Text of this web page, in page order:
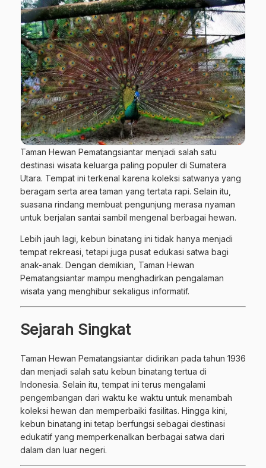
Taman Hewan Pematangsiantar menjadi salah satu
destinasi wisata keluarga paling populer di Sumatera
Utara. Tempat ini terkenal karena koleksi satwanya yang
beragam serta area taman yang tertata rapi. Selain itu,
suasana rindang membuat pengunjung merasa nyaman
untuk berjalan santai sambil mengenal berbagai hewan.
Lebih jauh lagi, kebun binatang ini tidak hanya menjadi
tempat rekreasi, tetapi juga pusat edukasi satwa bagi
anak-anak. Dengan demikian, Taman Hewan
Pematangsiantar mampu menghadirkan pengalaman
wisata yang menghibur sekaligus informatif.
Sejarah Singkat
Taman Hewan Pematangsiantar didirikan pada tahun 1936
dan menjadi salah satu kebun binatang tertua di
Indonesia. Selain itu, tempat ini terus mengalami
pengembangan dari waktu ke waktu untuk menambah
koleksi hewan dan memperbaiki fasilitas. Hingga kini,
kebun binatang ini tetap berfungsi sebagai destinasi
edukatif yang memperkenalkan berbagai satwa dari
dalam dan luar negeri.